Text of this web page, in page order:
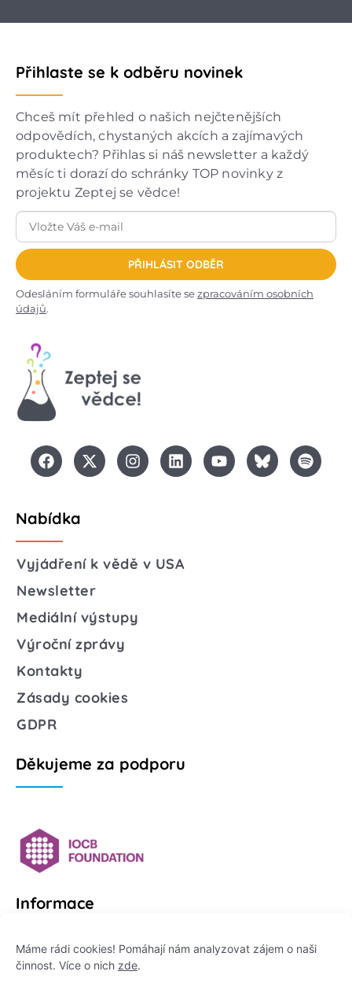
Máme rádi cookies! Pomáhají nám analyzovat zájem o naši
činnost. Více o nich zde.
Přihlaste se k odběru novinek
Chceš mít přehled o našich nejčtenějších
odpovědích, chystaných akcích a zajímavých
produktech? Přihlas si náš newsletter a každý
měsíc ti dorazí do schránky TOP novinky z
projektu Zeptej se vědce!
PŘIHLÁSIT ODBĚR
Odesláním formuláře souhlasíte sezpracováním osobních
údajů.
Nabídka
Vyjádření k vědě v USA
Newsletter
Mediální výstupy
Výroční zprávy
Kontakty
Zásady cookies
GDPR
Děkujeme za podporu
Informace
Platformu Zeptej se vědce provozuje: